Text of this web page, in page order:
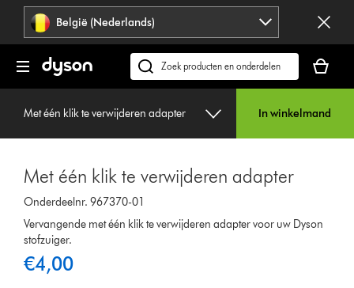
Navigatie
overslaan
België (Nederlands)
Zoek
op
dyson.be
is
Met één klik te verwijderen adapter In winkelmand
Met één klik te verwijderen adapter
Onderdeelnr. 967370-01
Vervangende met één klik te verwijderen adapter voor uw Dyson
stofzuiger.
€4,00